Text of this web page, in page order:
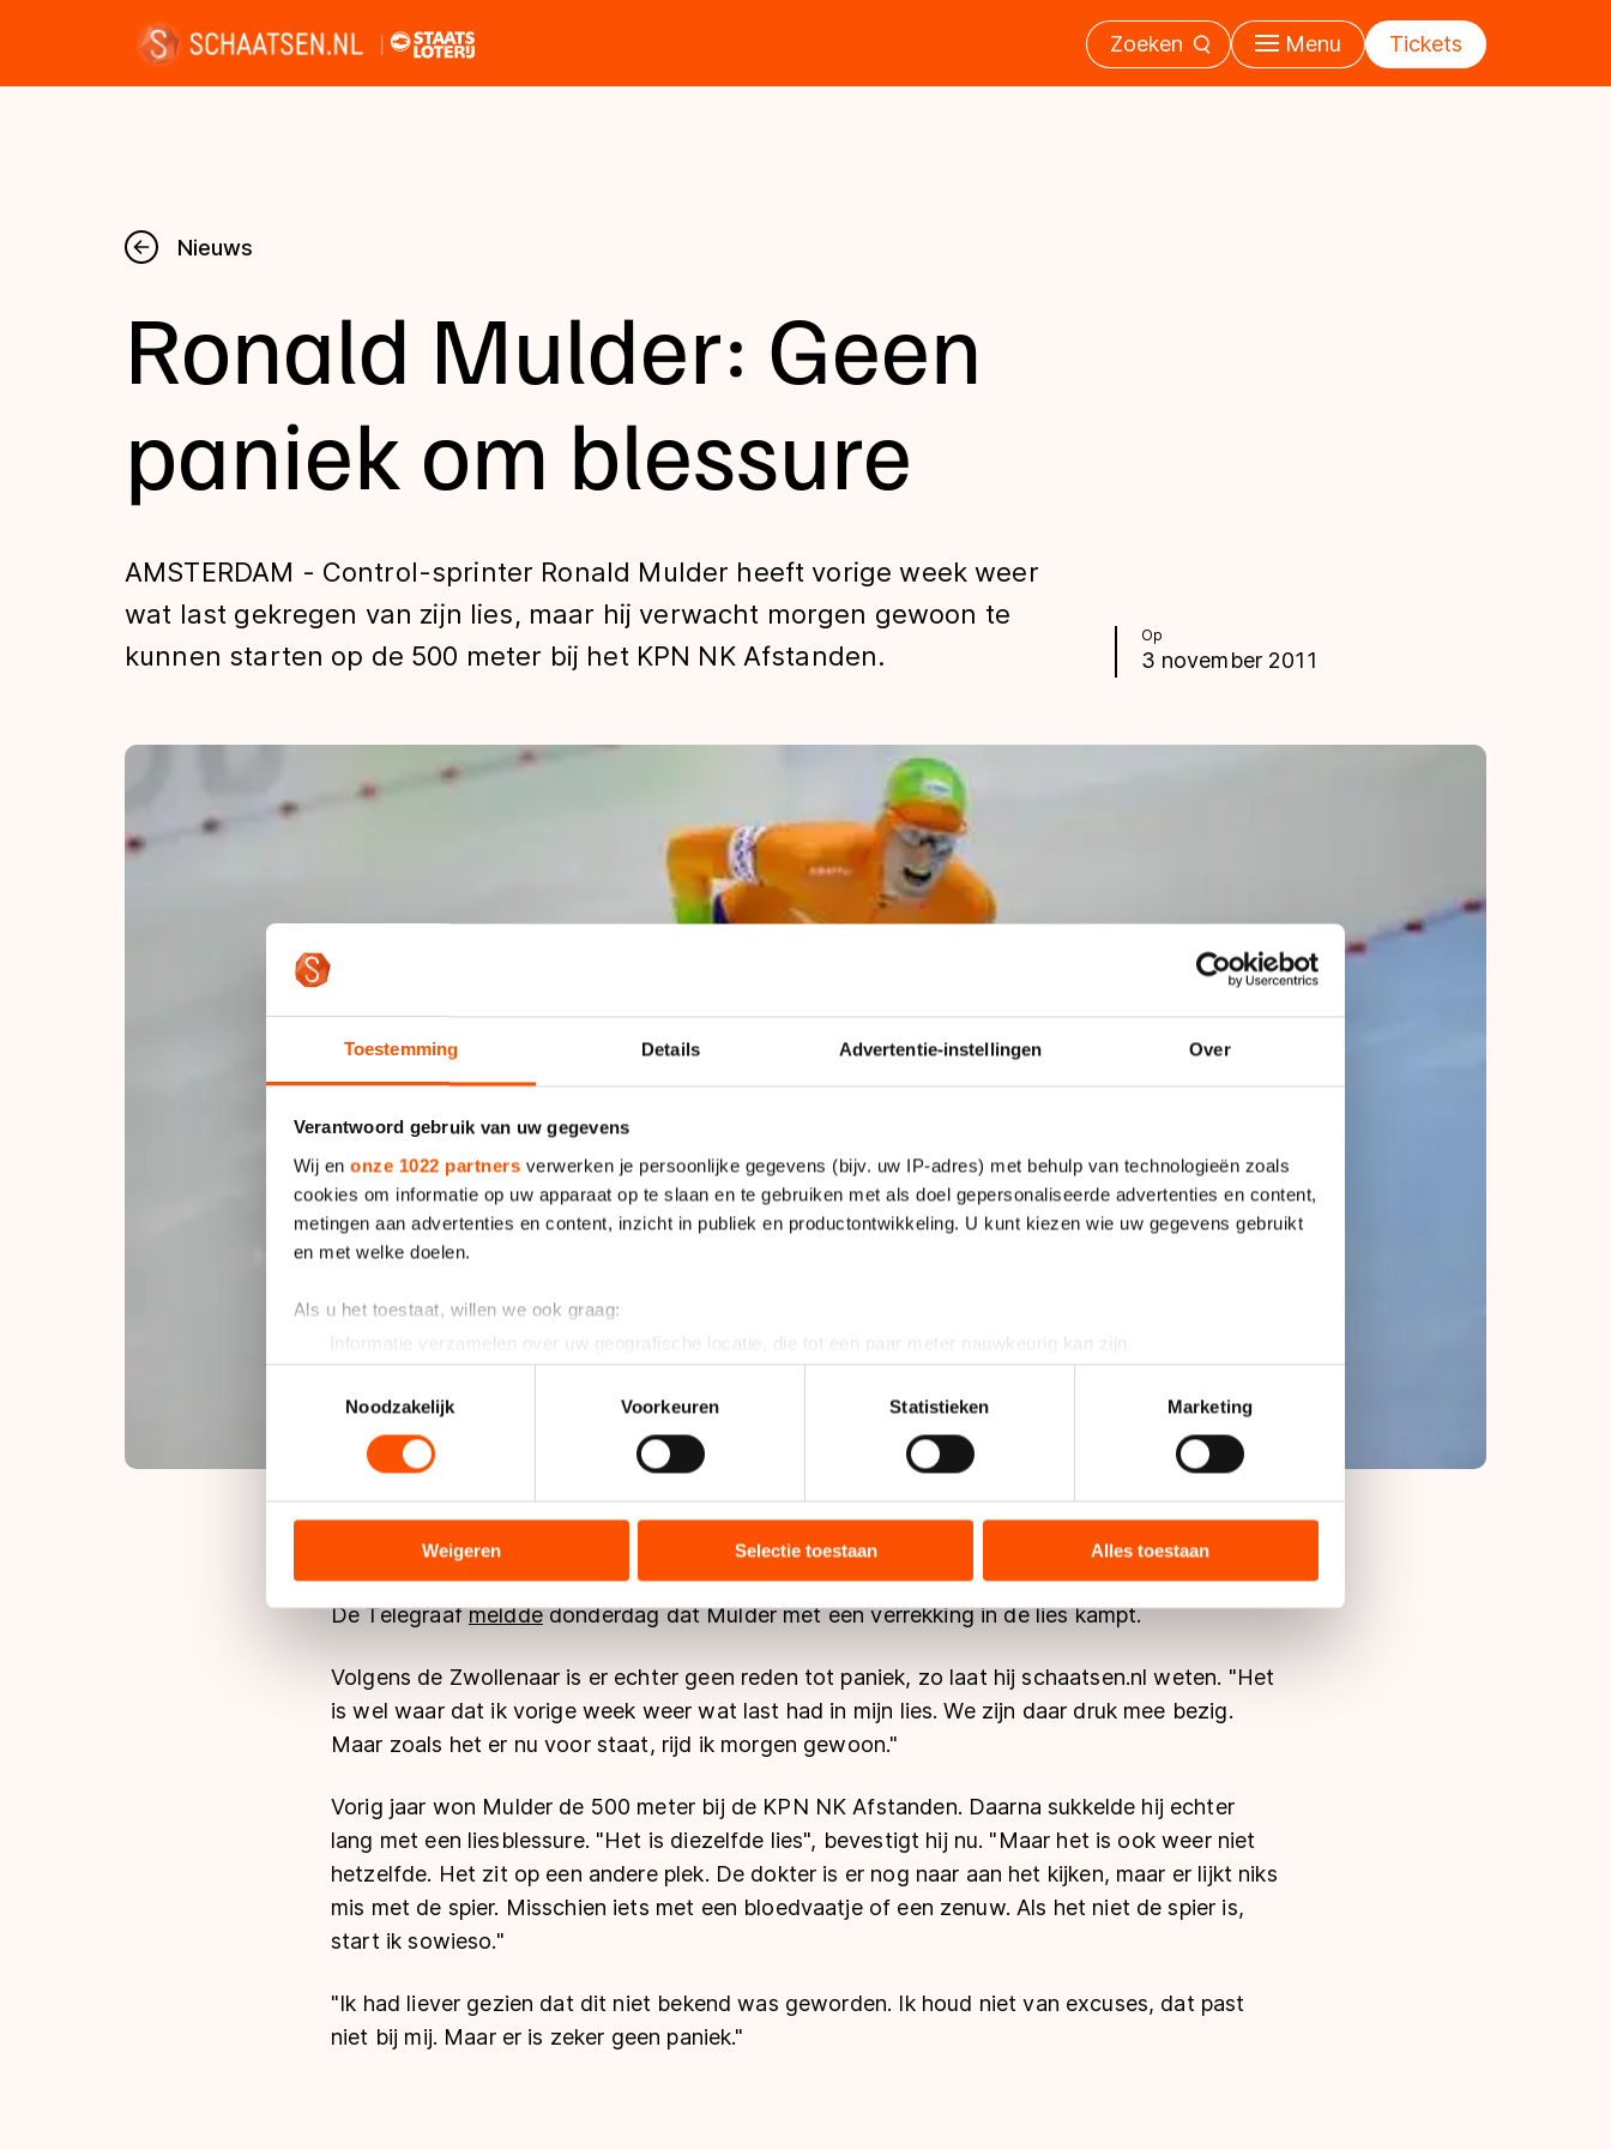
Toestemming Details Advertentie-instellingen Over
Verantwoord gebruik van uw gegevens
Wij en onze 1022 partners verwerken je persoonlijke gegevens (bijv. uw IP-adres) met behulp van technologieën zoals
cookies om informatie op uw apparaat op te slaan en te gebruiken met als doel gepersonaliseerde advertenties en content,
metingen aan advertenties en content, inzicht in publiek en productontwikkeling. U kunt kiezen wie uw gegevens gebruikt
en met welke doelen.
Als u het toestaat, willen we ook graag:
Informatie verzamelen over uw geografische locatie, die tot een paar meter nauwkeurig kan zijn
Uw apparaat identificeren door het actief te scannen op specifieke eigenschappen (fingerprinting)
Lees meer over hoe uw persoonlijke gegevens worden verwerkt en stel uw voorkeuren in het
detailgedeeltein. U kunt uw
toestemming op elk moment wijzigen of intrekken in de Cookieverklaring.
analyseren. We delen informatie over uw gebruik van onze site met onze partners voor social media, advertenties en
analyse. Zij kunnen deze combineren met andere gegevens die u aan hen heeft verstrekt of die zij hebben verzameld via
hun services. Sommige partners kunnen gegevens doorgeven aan landen buiten de EU, zoals de VS, waar mogelijk geen
adequaat beschermingsniveau geldt volgens de GDPR. Door op ‘Toestaan’ te klikken, stemt u in met deze overdracht.
Noodzakelijk
Voorkeuren Statistieken Marketing
Weigeren Selectie toestaan Alles toestaan
Zoeken Menu Tickets
Nieuws
Kalender
Disciplines
Uitslagen
Tijden & historie
De weg op
Schaatsfans
Olympische Spelen
Nieuws
Op
3 november 2011
Ronald Mulder: Geen
paniek om blessure
AMSTERDAM - Control-sprinter Ronald Mulder heeft vorige week weer
wat last gekregen van zijn lies, maar hij verwacht morgen gewoon te
kunnen starten op de 500 meter bij het KPN NK Afstanden.
De Telegraafmelddedonderdag dat Mulder met een verrekking in de lies kampt.
Volgens de Zwollenaar is er echter geen reden tot paniek, zo laat hij schaatsen.nl weten. "Het
is wel waar dat ik vorige week weer wat last had in mijn lies. We zijn daar druk mee bezig.
Maar zoals het er nu voor staat, rijd ik morgen gewoon."
Vorig jaar won Mulder de 500 meter bij de KPN NK Afstanden. Daarna sukkelde hij echter
lang met een liesblessure. "Het is diezelfde lies", bevestigt hij nu. "Maar het is ook weer niet
hetzelfde. Het zit op een andere plek. De dokter is er nog naar aan het kijken, maar er lijkt niks
mis met de spier. Misschien iets met een bloedvaatje of een zenuw. Als het niet de spier is,
start ik sowieso."
"Ik had liever gezien dat dit niet bekend was geworden. Ik houd niet van excuses, dat past
niet bij mij. Maar er is zeker geen paniek."